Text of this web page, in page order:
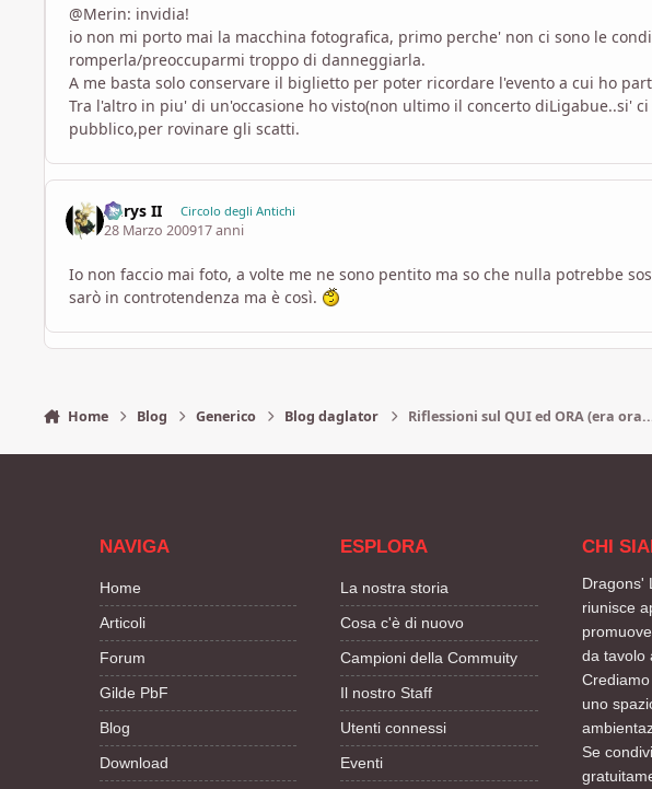
@Merin: invidia!
io non mi porto mai la macchina fotografica, primo perche' non ci sono le
romperla/preoccuparmi troppo di danneggiarla.
A me basta solo conservare il biglietto per poter ricordare l'evento a cui ho
Tra l'altro in piu' di un'occasione ho visto(non ultimo il concerto diLigabue..si'
pubblico,per rovinare gli scatti.
Aerys II Circolo degli Antichi
28 Marzo 200917 anni
Io non faccio mai foto, a volte me ne sono pentito ma so che nulla potrebbe
sarò in controtendenza ma è così.
Home Blog Generico Blog daglator Riflessioni sul QUI ed ORA (era
NAVIGA
Home
Articoli
Forum
Gilde PbF
Blog
Download
ESPLORA
La nostra storia
Cosa c'è di nuovo
Campioni della Commuity
Il nostro Staff
Utenti connessi
Eventi
CHI
Dragons'
riunisce
da tavolo
uno
Se